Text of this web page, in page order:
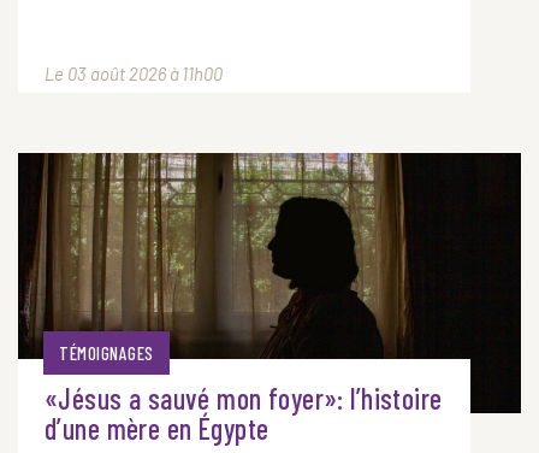
Le 03 août 2026 à 11h00
TÉMOIGNAGES
«Jésus a sauvé mon foyer»: l’histoire
d’une mère en Égypte